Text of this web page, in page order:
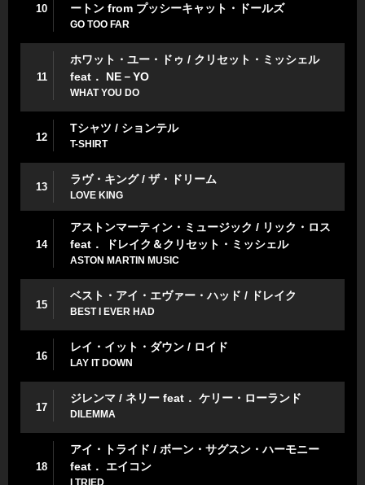
10
ートン from プッシーキャット・ドールズ
GO TOO FAR
11
ホワット・ユー・ドゥ / クリセット・ミッシェル
feat． NE－YO
WHAT YOU DO
12
Tシャツ / ションテル
T-SHIRT
13
ラヴ・キング / ザ・ドリーム
LOVE KING
14
アストンマーティン・ミュージック / リック・ロス
feat． ドレイク＆クリセット・ミッシェル
ASTON MARTIN MUSIC
15
ベスト・アイ・エヴァー・ハッド / ドレイク
BEST I EVER HAD
16
レイ・イット・ダウン / ロイド
LAY IT DOWN
17
ジレンマ / ネリー feat． ケリー・ローランド
DILEMMA
18
アイ・トライド / ボーン・サグスン・ハーモニー
feat． エイコン
I TRIED